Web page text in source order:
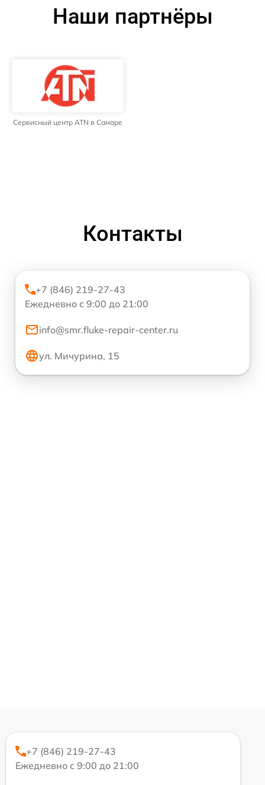
Наши партнёры
Сервисный центр ATN в Самаре
Контакты
+7 (846) 219-27-43
Ежедневно с 9:00 до 21:00
info@smr.fluke-repair-center.ru
ул. Мичурина, 15
+7 (846) 219-27-43
Ежедневно с 9:00 до 21:00